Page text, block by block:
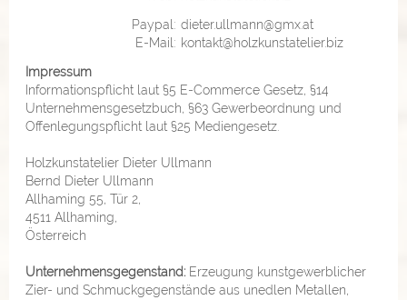
Paypal: dieter.ullmann@gmx.at
E-Mail: kontakt@holzkunstatelier.biz
Impressum
Informationspflicht laut §5 E-Commerce Gesetz, §14
Unternehmensgesetzbuch, §63 Gewerbeordnung und
Offenlegungspflicht laut §25 Mediengesetz.
Holzkunstatelier Dieter Ullmann
Bernd Dieter Ullmann
Allhaming 55, Tür 2,
4511 Allhaming,
Österreich
Unternehmensgegenstand: Erzeugung kunstgewerblicher
Zier- und Schmuckgegenstände aus unedlen Metallen,